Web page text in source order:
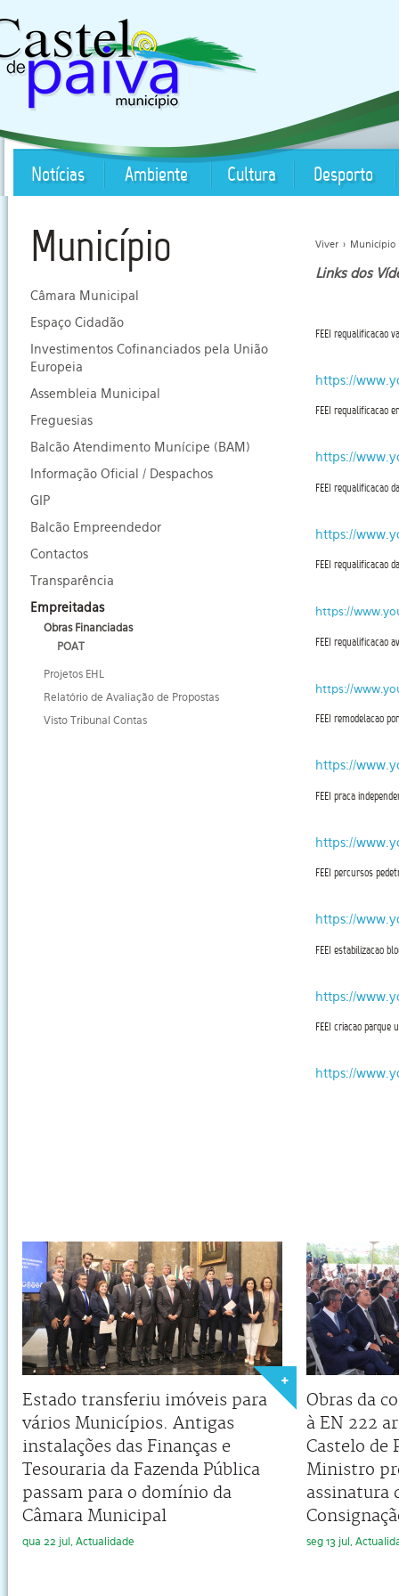
Notícias Ambiente Cultura Desporto
Município
Câmara Municipal
Espaço Cidadão
Investimentos Cofinanciados pela União
Europeia
Assembleia Municipal
Freguesias
Balcão Atendimento Munícipe (BAM)
Informação Oficial / Despachos
GIP
Balcão Empreendedor
Contactos
Transparência
Empreitadas
Obras Financiadas
POAT
Projetos EHL
Relatório de Avaliação de Propostas
Visto Tribunal Contas
Viver > Município
Links dos
FEEI requalificacao
https://
FEEI requalificacao
https://
FEEI requalificacao
https://
FEEI requalificacao
https://
FEEI requalificacao
https://
FEEI remodelacao
https://
FEEI praca
https://
FEEI percursos
https://
FEEI estabilizacao
https://
FEEI criacao parque
https://
Estado transferiu imóveis para
vários Municípios. Antigas
instalações das Finanças e
Tesouraria da Fazenda Pública
passam para o domínio da
Câmara Municipal
qua 22 jul, Actualidade
Obras da
à EN 222
Castelo de
Ministro
assinatura
seg 13 jul,